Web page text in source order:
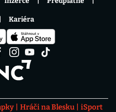
Hráči na Blesku
iSport
Kariéra